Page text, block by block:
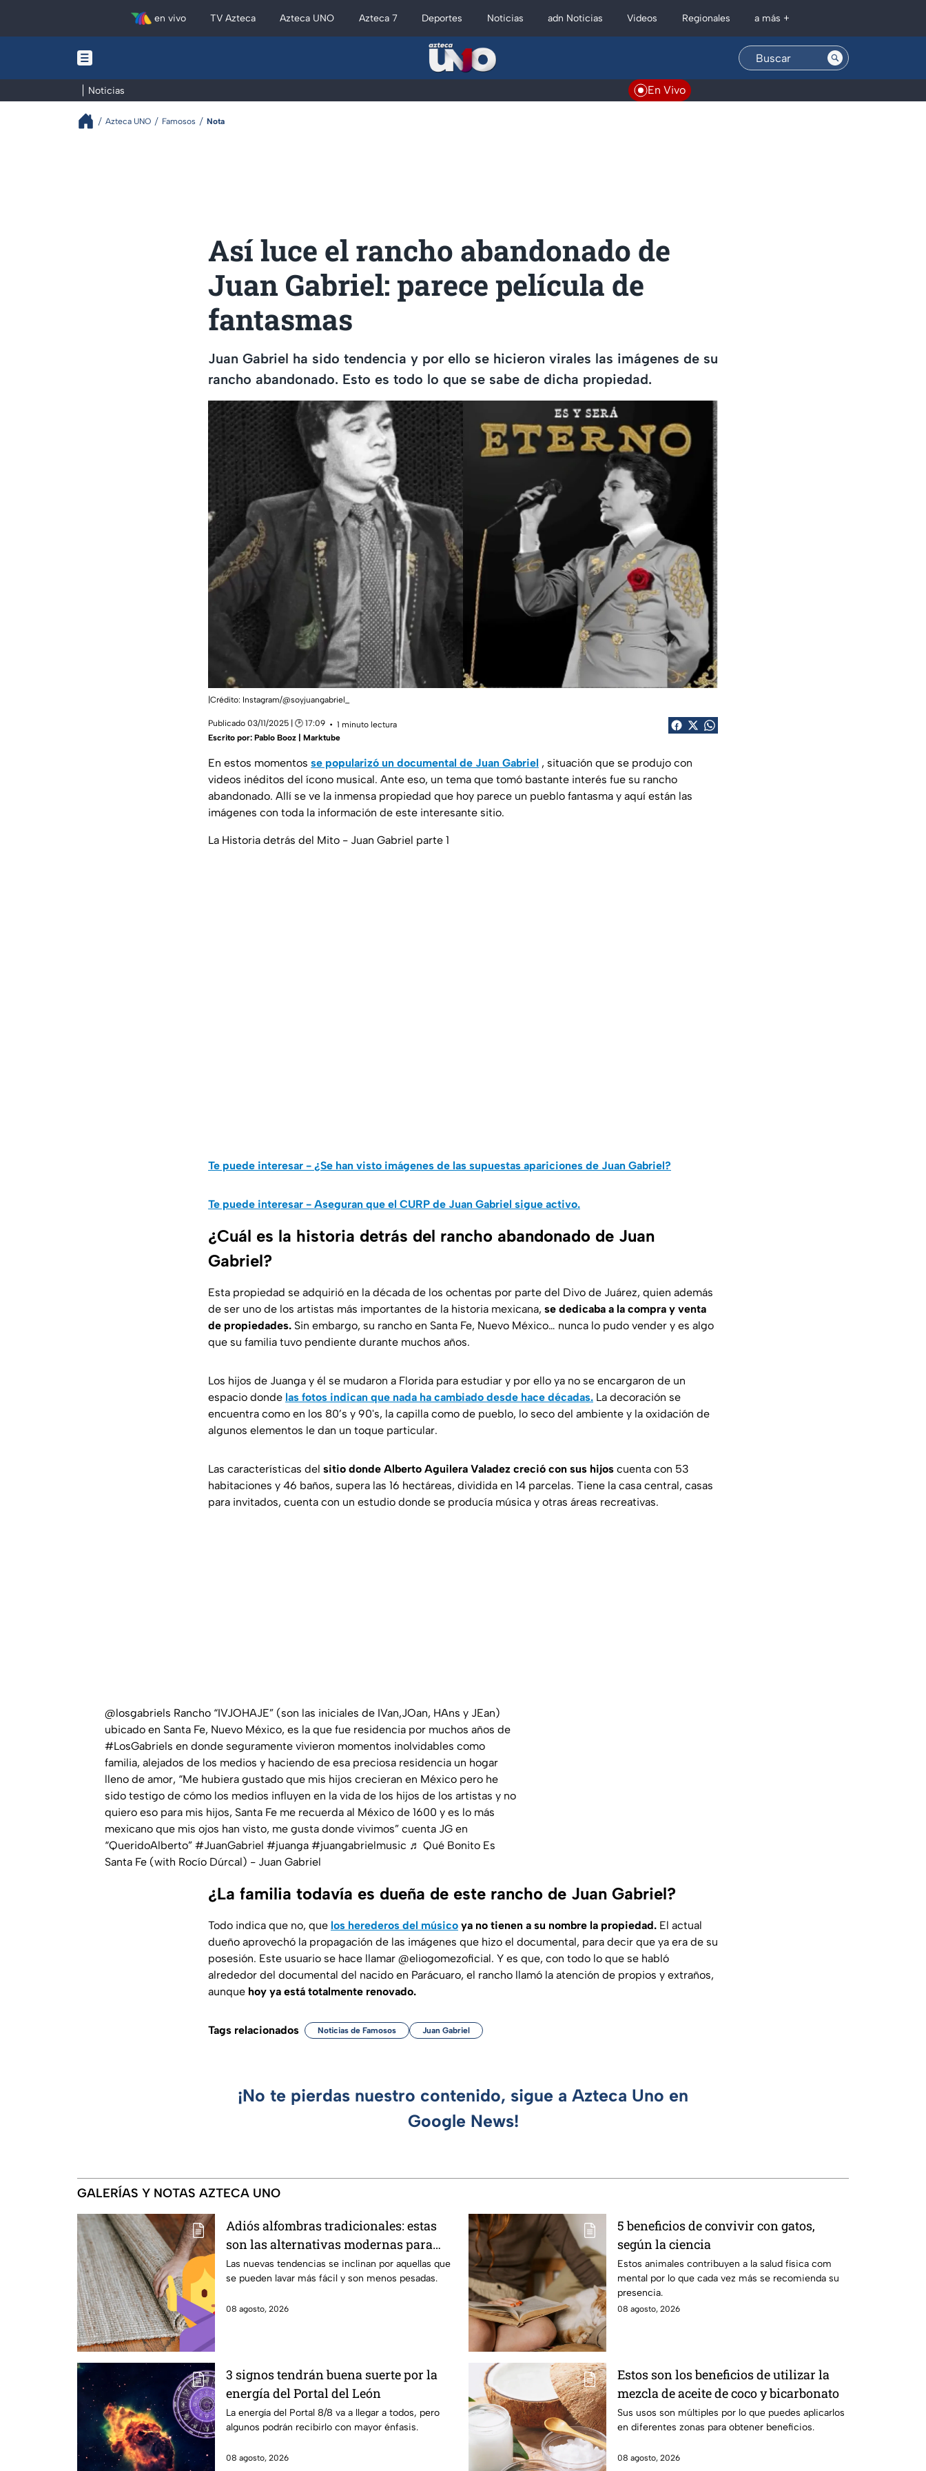
en vivo TV Azteca Azteca UNO Azteca 7 Deportes Noticias adn Noticias Videos Regionales a más +
Noticias En Vivo
Azteca UNO Famosos Nota
Así luce el rancho abandonado de
Juan Gabriel: parece película de
fantasmas
Juan Gabriel ha sido tendencia y por ello se hicieron virales las imágenes de su
rancho abandonado. Esto es todo lo que se sabe de dicha propiedad.
|Crédito: Instagram/@soyjuangabriel_
Publicado 03/11/2025 | 🕑 17:09
1 minuto lectura
Escrito por: Pablo Booz | Marktube
En estos momentos se popularizó un documental de Juan Gabriel , situación que se produjo con
videos inéditos del ícono musical. Ante eso, un tema que tomó bastante interés fue su rancho
abandonado. Allí se ve la inmensa propiedad que hoy parece un pueblo fantasma y aquí están las
imágenes con toda la información de este interesante sitio.
La Historia detrás del Mito - Juan Gabriel parte 1
Te puede interesar - ¿Se han visto imágenes de las supuestas apariciones de Juan Gabriel?
Te puede interesar - Aseguran que el CURP de Juan Gabriel sigue activo.
¿Cuál es la historia detrás del rancho abandonado de Juan
Gabriel?
Esta propiedad se adquirió en la década de los ochentas por parte del Divo de Juárez, quien además
de ser uno de los artistas más importantes de la historia mexicana, se dedicaba a la compra y venta
de propiedades. Sin embargo, su rancho en Santa Fe, Nuevo México… nunca lo pudo vender y es algo
que su familia tuvo pendiente durante muchos años.
Los hijos de Juanga y él se mudaron a Florida para estudiar y por ello ya no se encargaron de un
espacio donde las fotos indican que nada ha cambiado desde hace décadas. La decoración se
encuentra como en los 80’s y 90's, la capilla como de pueblo, lo seco del ambiente y la oxidación de
algunos elementos le dan un toque particular.
Las características del sitio donde Alberto Aguilera Valadez creció con sus hijos cuenta con 53
habitaciones y 46 baños, supera las 16 hectáreas, dividida en 14 parcelas. Tiene la casa central, casas
para invitados, cuenta con un estudio donde se producía música y otras áreas recreativas.
@losgabriels Rancho “IVJOHAJE” (son las iniciales de IVan,JOan, HAns y JEan)
ubicado en Santa Fe, Nuevo México, es la que fue residencia por muchos años de
#LosGabriels en donde seguramente vivieron momentos inolvidables como
familia, alejados de los medios y haciendo de esa preciosa residencia un hogar
lleno de amor, “Me hubiera gustado que mis hijos crecieran en México pero he
sido testigo de cómo los medios influyen en la vida de los hijos de los artistas y no
quiero eso para mis hijos, Santa Fe me recuerda al México de 1600 y es lo más
mexicano que mis ojos han visto, me gusta donde vivimos” cuenta JG en
“QueridoAlberto” #JuanGabriel #juanga #juangabrielmusic ♬ Qué Bonito Es
Santa Fe (with Rocío Dúrcal) - Juan Gabriel
¿La familia todavía es dueña de este rancho de Juan Gabriel?
Todo indica que no, que los herederos del músico ya no tienen a su nombre la propiedad. El actual
dueño aprovechó la propagación de las imágenes que hizo el documental, para decir que ya era de su
posesión. Este usuario se hace llamar @eliogomezoficial. Y es que, con todo lo que se habló
alrededor del documental del nacido en Parácuaro, el rancho llamó la atención de propios y extraños,
aunque hoy ya está totalmente renovado.
Tags relacionados Noticias de Famosos Juan Gabriel
¡No te pierdas nuestro contenido, sigue a Azteca Uno en
Google News!
GALERÍAS Y NOTAS AZTECA UNO
Adiós alfombras tradicionales: estas
son las alternativas modernas para
colocar en tu piso
Las nuevas tendencias se inclinan por aquellas que
se pueden lavar más fácil y son menos pesadas.
08 agosto, 2026
5 beneficios de convivir con gatos,
según la ciencia
Estos animales contribuyen a la salud física com
mental por lo que cada vez más se recomienda su
presencia.
08 agosto, 2026
3 signos tendrán buena suerte por la
energía del Portal del León
La energía del Portal 8/8 va a llegar a todos, pero
algunos podrán recibirlo con mayor énfasis.
08 agosto, 2026
Estos son los beneficios de utilizar la
mezcla de aceite de coco y bicarbonato
Sus usos son múltiples por lo que puedes aplicarlos
en diferentes zonas para obtener beneficios.
08 agosto, 2026